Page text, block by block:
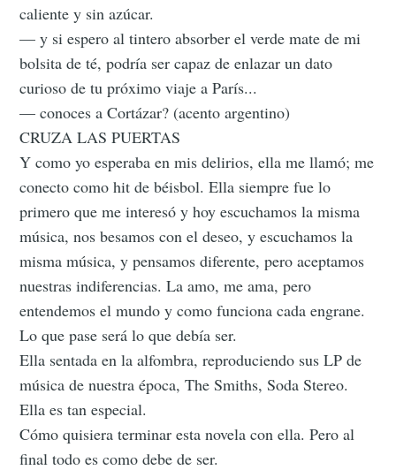
caliente y sin azúcar.
— y si espero al tintero absorber el verde mate de mi
bolsita de té, podría ser capaz de enlazar un dato
curioso de tu próximo viaje a París...
— conoces a Cortázar? (acento argentino)
CRUZA LAS PUERTAS
Y como yo esperaba en mis delirios, ella me llamó; me
conecto como hit de béisbol. Ella siempre fue lo
primero que me interesó y hoy escuchamos la misma
música, nos besamos con el deseo, y escuchamos la
misma música, y pensamos diferente, pero aceptamos
nuestras indiferencias. La amo, me ama, pero
entendemos el mundo y como funciona cada engrane.
Lo que pase será lo que debía ser.
Ella sentada en la alfombra, reproduciendo sus LP de
música de nuestra época, The Smiths, Soda Stereo.
Ella es tan especial.
Cómo quisiera terminar esta novela con ella. Pero al
final todo es como debe de ser.